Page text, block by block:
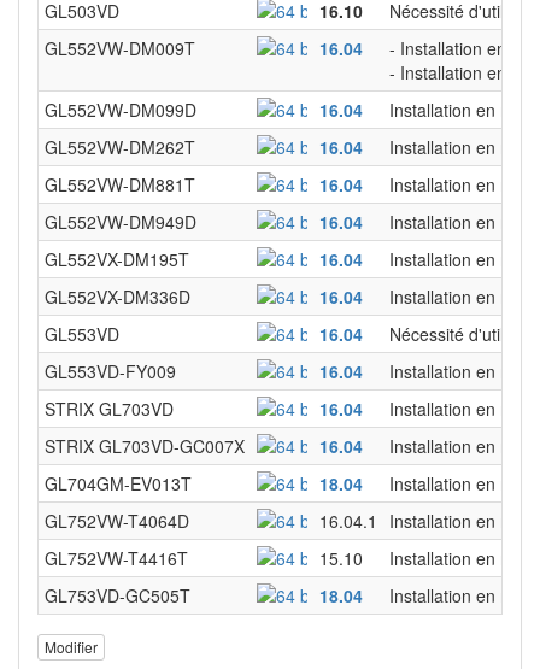
GL503VD
16.10
Nécessité d'utiliser
GL552VW-DM009T
16.04
- Installation en
- Installation en
GL552VW-DM099D
16.04
Installation en
GL552VW-DM262T
16.04
Installation en
GL552VW-DM881T
16.04
Installation en
GL552VW-DM949D
16.04
Installation en
GL552VX-DM195T
16.04
Installation en
GL552VX-DM336D
16.04
Installation en
GL553VD
16.04
Nécessité
GL553VD-FY009
16.04
Installation en
STRIX GL703VD
16.04
Installation en
STRIX GL703VD-GC007X
16.04
Installation en
GL704GM-EV013T
18.04
Installation en
GL752VW-T4064D
16.04.1
Installation en
GL752VW-T4416T
15.10
Installation en
GL753VD-GC505T
18.04 Installation en
Modifier